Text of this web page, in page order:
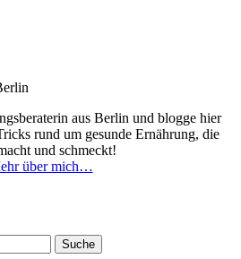
aus Berlin und blogge hier
rund um gesunde Ernährung, die
und schmeckt!
über mich…
Suche